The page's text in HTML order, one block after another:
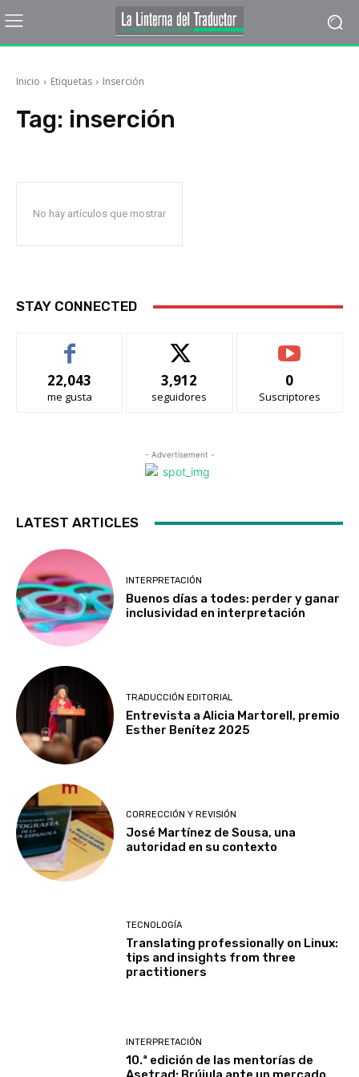
Inicio Etiquetas Inserción
Tag: inserción
No hay artículos que mostrar
STAY CONNECTED
22,043
me gusta
3,912
seguidores
0
Suscriptores
- Advertisement -
LATEST ARTICLES
INTERPRETACIÓN
Buenos días a todes: perder y ganar
inclusividad en interpretación
TRADUCCIÓN EDITORIAL
Entrevista a Alicia Martorell, premio
Esther Benítez 2025
CORRECCIÓN Y REVISIÓN
José Martínez de Sousa, una
autoridad en su contexto
TECNOLOGÍA
Translating professionally on Linux:
tips and insights from three
practitioners
INTERPRETACIÓN
10.ª edición de las mentorías de